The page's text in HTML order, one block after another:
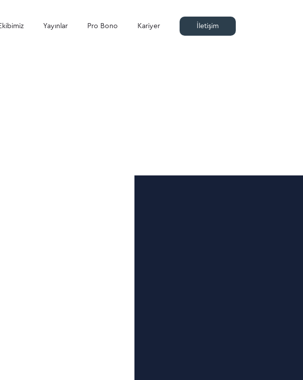
Yayınlar Pro Bono Kariyer İletişim